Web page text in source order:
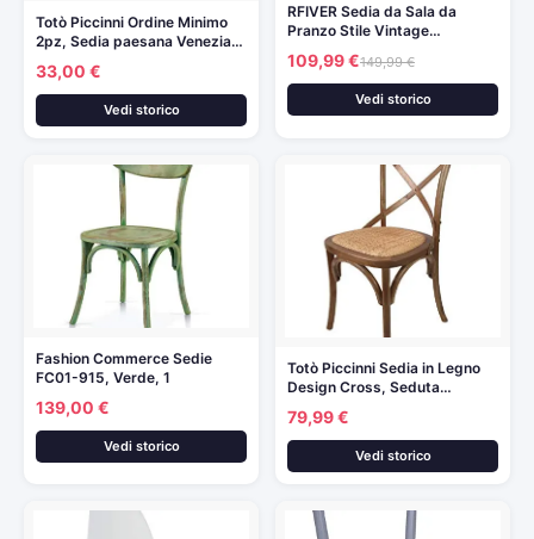
Totò Piccinni Ordine Minimo
2pz, Sedia paesana Venezia…
33,00 €
Vedi storico
RFIVER Sedia da Sala da
Pranzo Stile Vintage…
109,99 €149,99 €
Vedi storico
Fashion Commerce Sedie
FC01-915, Verde, 1
139,00 €
Vedi storico
Totò Piccinni Sedia in Legno
Design Cross, Seduta…
79,99 €
Vedi storico